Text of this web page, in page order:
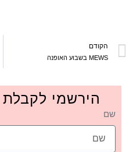
הקודם
MEWS בשבוע האופנה
הירשמי לקבלת
שם